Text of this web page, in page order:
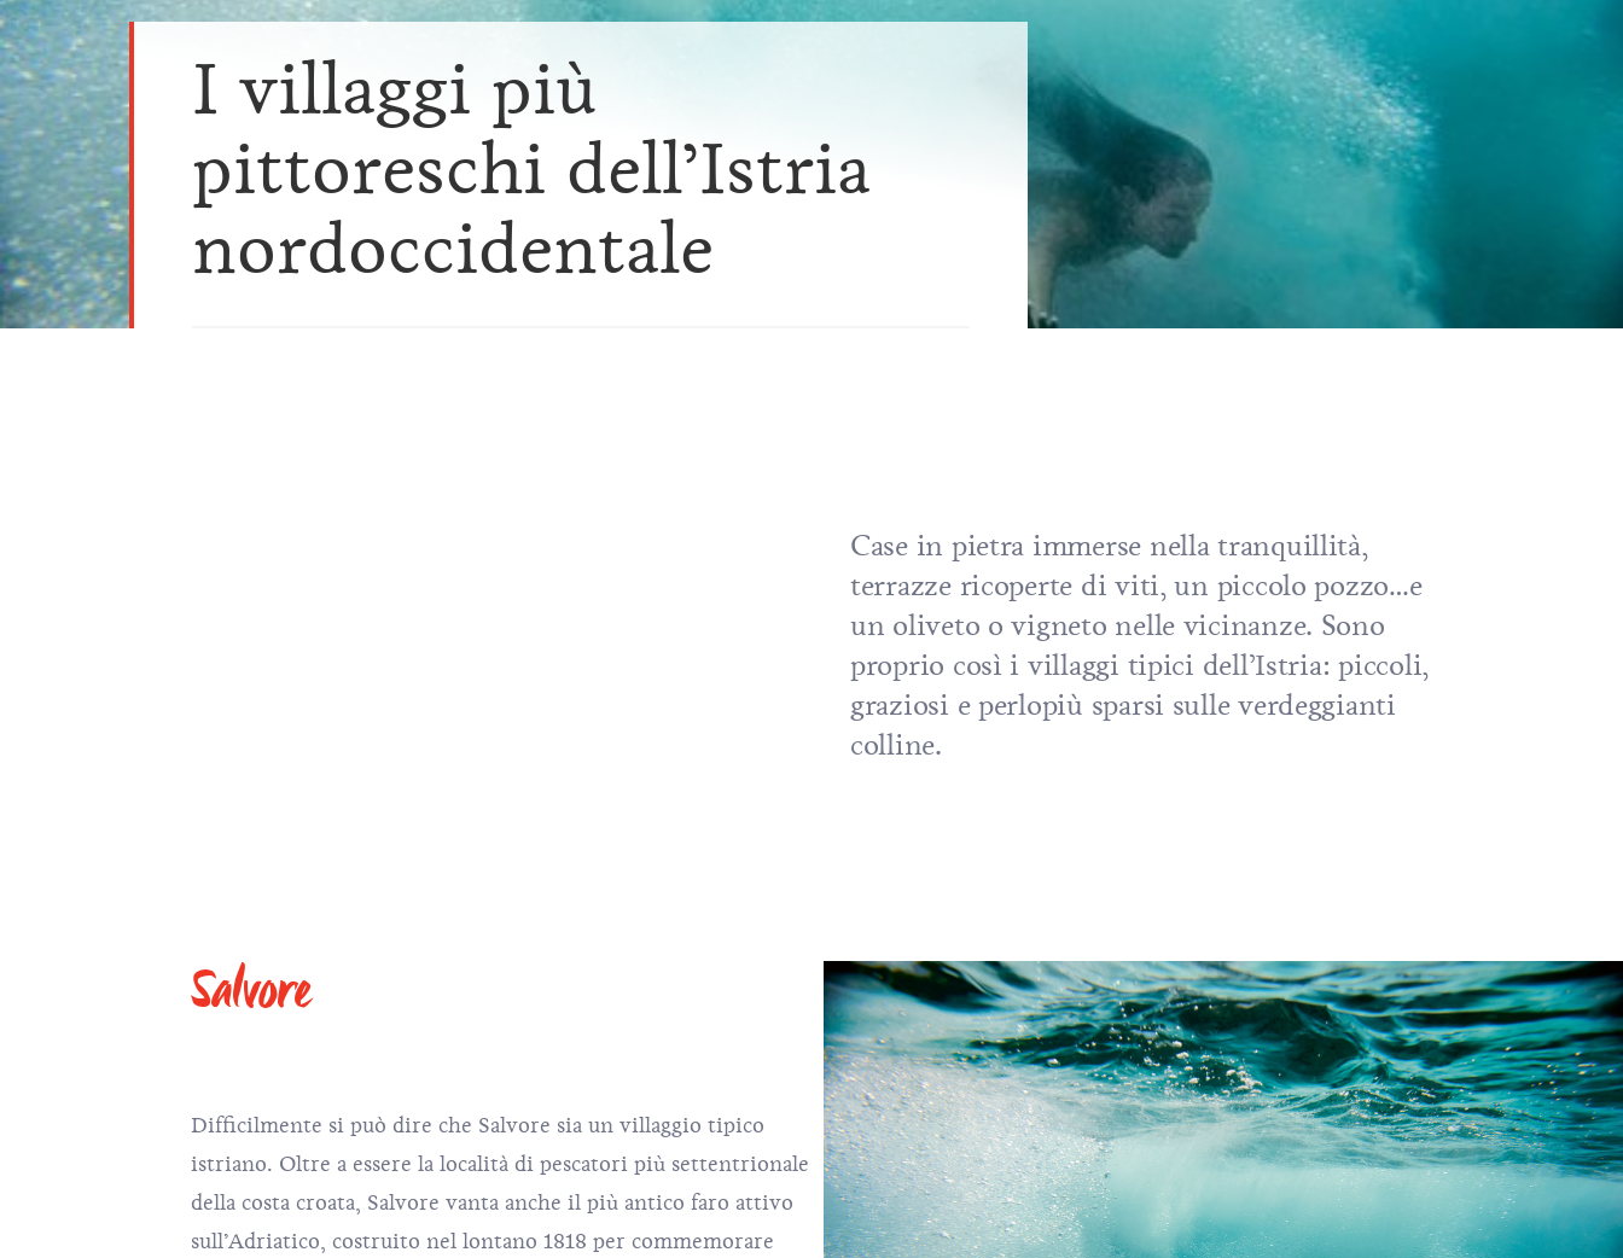
I villaggi più
pittoreschi dell’Istria
nordoccidentale
Case in pietra immerse nella tranquillità,
terrazze ricoperte di viti, un piccolo pozzo…e
un oliveto o vigneto nelle vicinanze. Sono
proprio così i villaggi tipici dell’Istria: piccoli,
graziosi e perlopiù sparsi sulle verdeggianti
colline.
Salvore
Difficilmente si può dire che Salvore sia un villaggio tipico
istriano. Oltre a essere la località di pescatori più settentrionale
della costa croata, Salvore vanta anche il più antico faro attivo
sull’Adriatico, costruito nel lontano 1818 per commemorare